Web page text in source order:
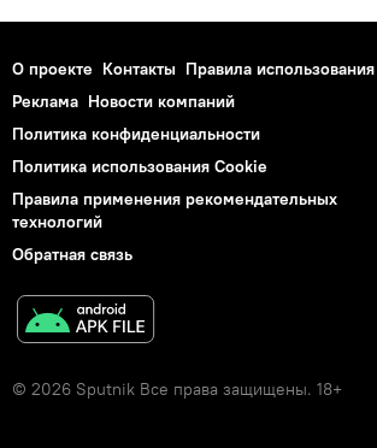
О проекте Контакты Правила использования
Реклама Новости компаний
Политика конфиденциальности
Политика использования Cookie
Правила применения рекомендательных
технологий
Обратная связь
© 2026 Sputnik Все права защищены. 18+